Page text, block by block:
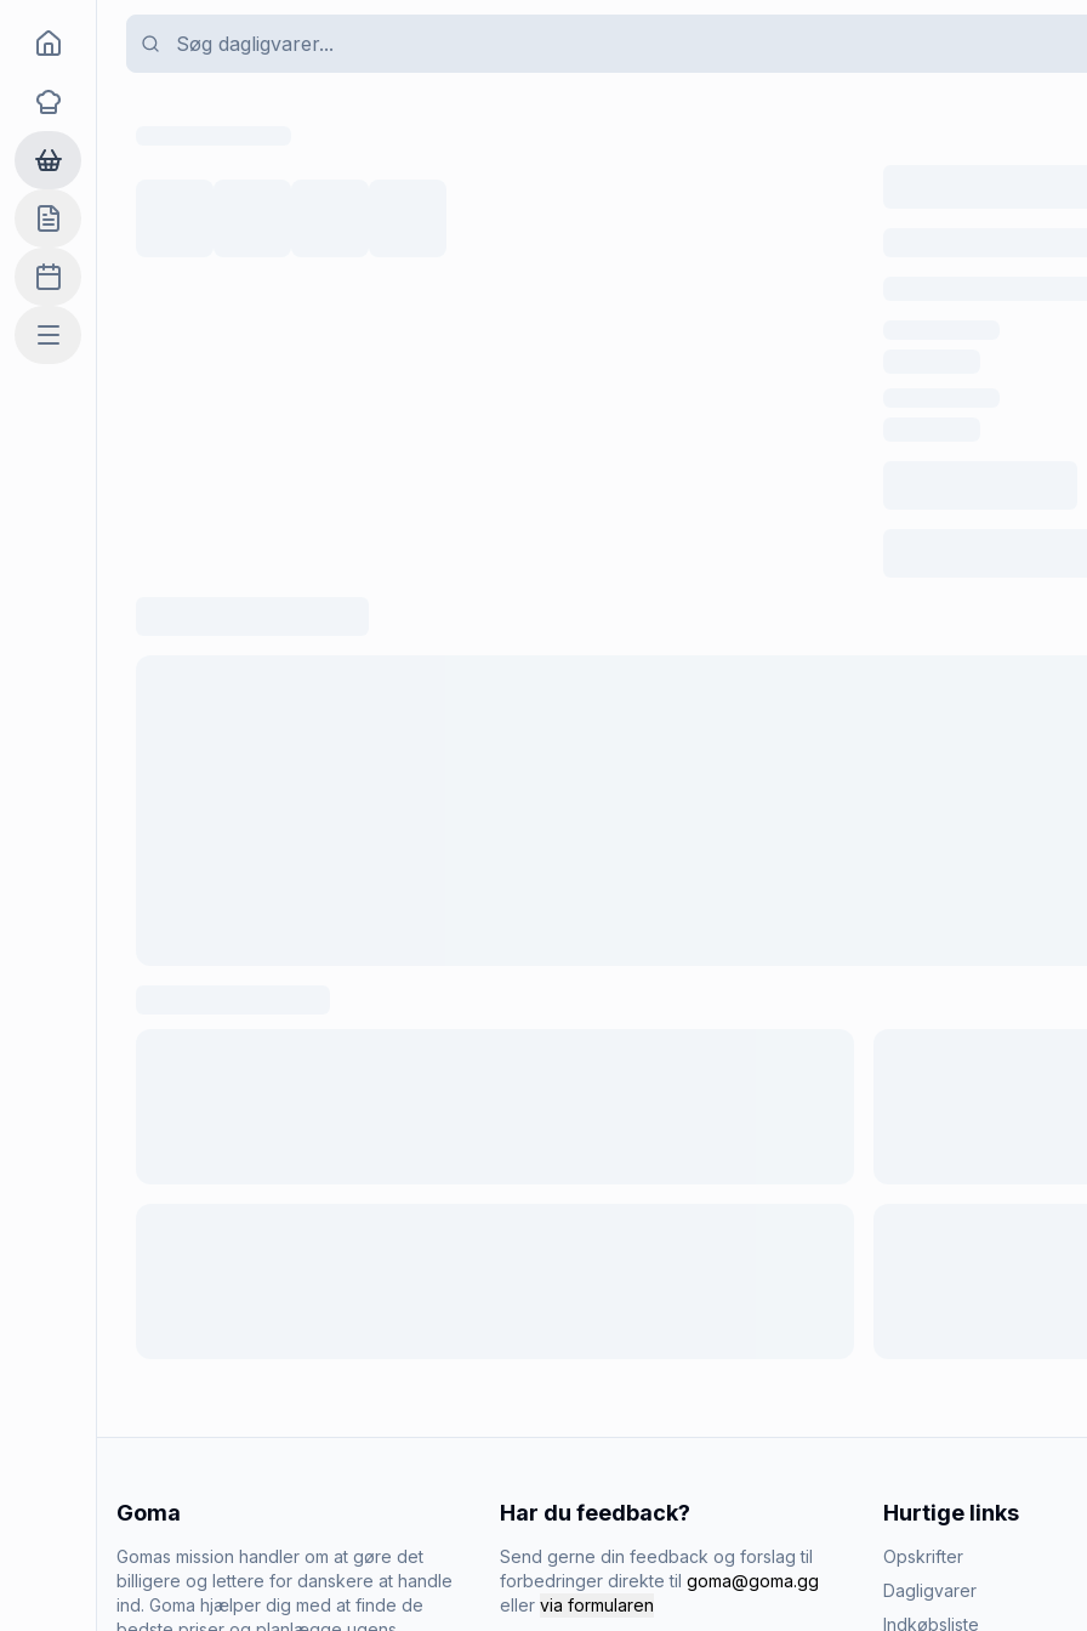
Goma
Opskrifter
Dagligvarer
Indkøbslisten
Madplan
Mere
Goma
Gomas mission handler om at gøre det
billigere og lettere for danskere at handle
ind. Goma hjælper dig med at finde de
Har du feedback?
Send gerne din feedback og forslag til
forbedringer direkte til goma@goma.gg
eller via formularen
Hurtige links
Opskrifter
Dagligvarer
Indkøbsliste